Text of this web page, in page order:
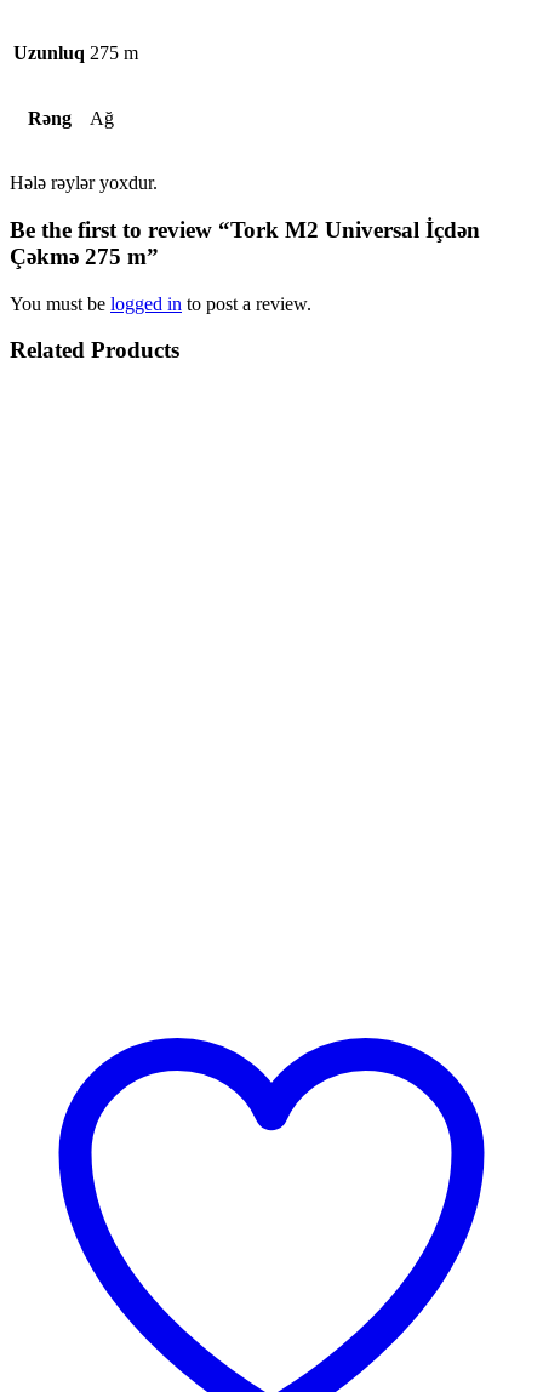
Uzunluq 275 m
Rəng Ağ
Hələ rəylər yoxdur.
Be the first to review “Tork M2 Universal İçdən
Çəkmə 275 m”
You must be logged in to post a review.
Related Products